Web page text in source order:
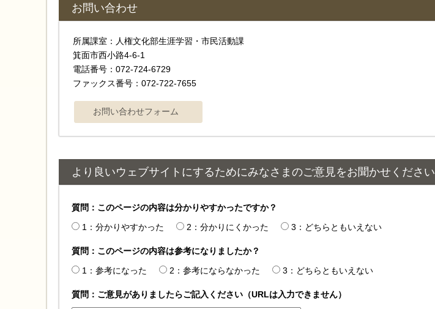
お問い合わせ
所属課室：人権文化部生涯学習・市民活動課
箕面市西小路4‐6‐1
電話番号：072-724-6729
ファックス番号：072-722-7655
より良いウェブサイトにするためにみなさまのご意見をお聞かせください
質問：このページの内容は分かりやすかったですか？
1：分かりやすかった
2：分かりにくかった 3：どちらともいえない
質問：このページの内容は参考になりましたか？
1：参考になった
2：参考にならなかった 3：どちらともいえない
質問：ご意見がありましたらご記入ください（URLは入力できません）